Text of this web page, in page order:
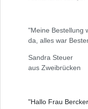
"Meine Bestellung
da, alles war
Sandra Steuer
aus Zweibrücken
"Hallo Frau